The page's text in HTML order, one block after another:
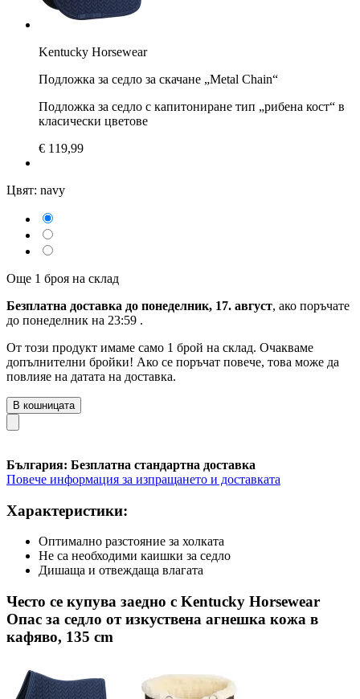
Kentucky Horsewear
Подложка за седло за скачане „Metal Chain“
Подложка за седло с капитониране тип „рибена кост“ в
класически цветове
€ 119,99
Цвят: navy
Още 1 броя на склад
Безплатна доставка до понеделник, 17. август, ако поръчате
до понеделник на 23:59 .
От този продукт имаме само 1 брой на склад. Очакваме
допълнителни бройки! Ако се поръчат повече, това може да
повлияе на датата на доставка.
В кошницата
България: Безплатна стандартна доставка
Повече информация за изпращането и доставката
Характеристики:
Оптимално разстояние за холката
Не са необходими каишки за седло
Дишаща и отвеждаща влагата
Често се купува заедно с Kentucky Horsewear
Опас за седло от изкуствена агнешка кожа в
кафяво, 135 cm